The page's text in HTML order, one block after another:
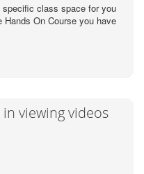
specific class space for you
On Course you have
viewing videos